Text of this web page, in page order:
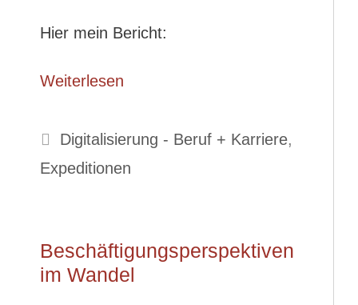
Hier mein Bericht:
Weiterlesen
Kategorien
Digitalisierung - Beruf + Karriere,
Expeditionen
Beschäftigungsperspektiven
im Wandel